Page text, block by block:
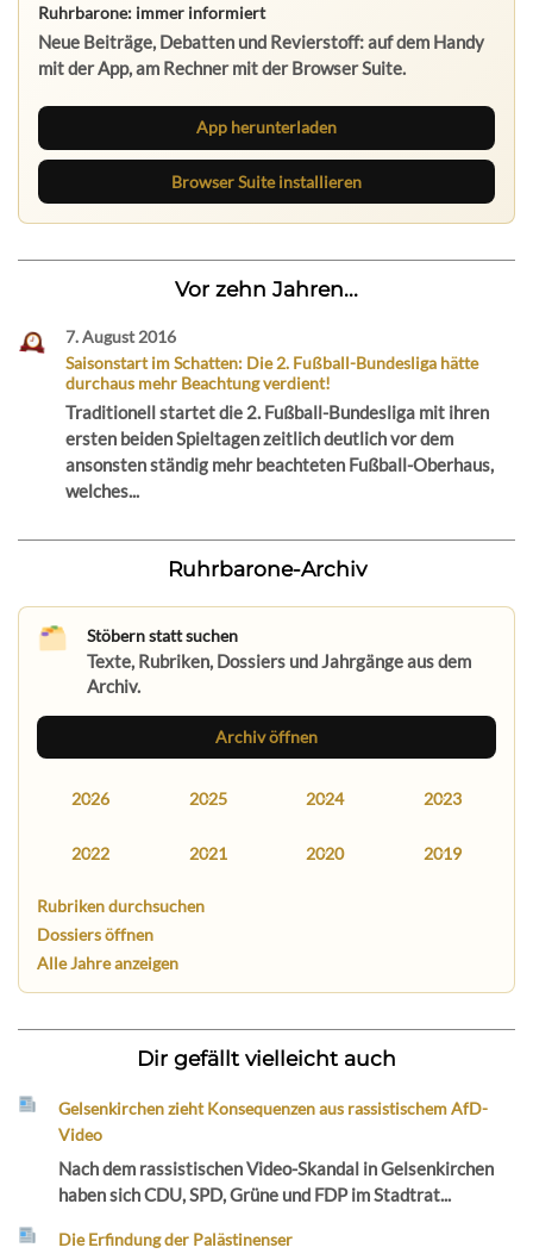
Ruhrbarone: immer informiert
Neue Beiträge, Debatten und Revierstoff: auf dem Handy
mit der App, am Rechner mit der Browser Suite.
App herunterladen
Browser Suite installieren
Vor zehn Jahren...
7. August 2016
Saisonstart im Schatten: Die 2. Fußball-Bundesliga hätte
durchaus mehr Beachtung verdient!
Traditionell startet die 2. Fußball-Bundesliga mit ihren
ersten beiden Spieltagen zeitlich deutlich vor dem
ansonsten ständig mehr beachteten Fußball-Oberhaus,
welches...
Ruhrbarone-Archiv
Stöbern statt suchen
Texte, Rubriken, Dossiers und Jahrgänge aus dem
Archiv.
Archiv öffnen
2026 2025 2024 2023
2022 2021 2020 2019
Rubriken durchsuchen
Dossiers öffnen
Alle Jahre anzeigen
Dir gefällt vielleicht auch
Gelsenkirchen zieht Konsequenzen aus rassistischem AfD-
Video
Nach dem rassistischen Video-Skandal in Gelsenkirchen
haben sich CDU, SPD, Grüne und FDP im Stadtrat...
Die Erfindung der Palästinenser